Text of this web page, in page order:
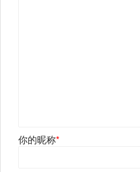
你的昵称*